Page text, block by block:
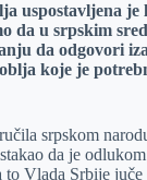
uspostavljena
da u srpskim
da odgovori
koje je
srpskom
da je
to Vlada Srbije